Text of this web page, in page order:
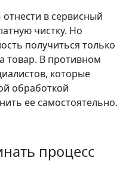
в сервисный
чистку. Но
получиться только
товар. В противном
которые
обработкой
ее самостоятельно.
процесс